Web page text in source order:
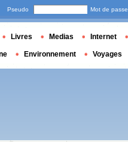
Pseudo Mot de passe
Livres Medias Internet
Environnement Voyages